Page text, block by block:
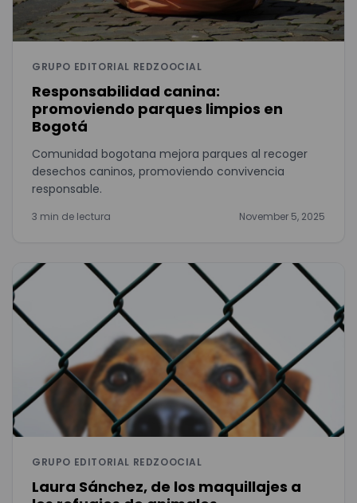
GRUPO EDITORIAL REDZOOCIAL
Responsabilidad canina:
promoviendo parques limpios en
Bogotá
Comunidad bogotana mejora parques al recoger
desechos caninos, promoviendo convivencia
responsable.
3 min de lectura November 5, 2025
GRUPO EDITORIAL REDZOOCIAL
Laura Sánchez, de los maquillajes a